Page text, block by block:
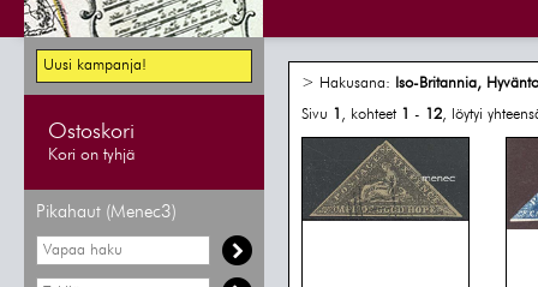
Uusi kampanja!
Ostoskori
Kori on tyhjä
Pikahaut (Menec3)
> Hakusana:
Iso-Britannia,
Sivu 1 , kohteet 1 - 12, löytyi